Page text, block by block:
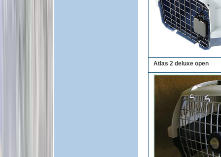
Atlas 2 deluxe open